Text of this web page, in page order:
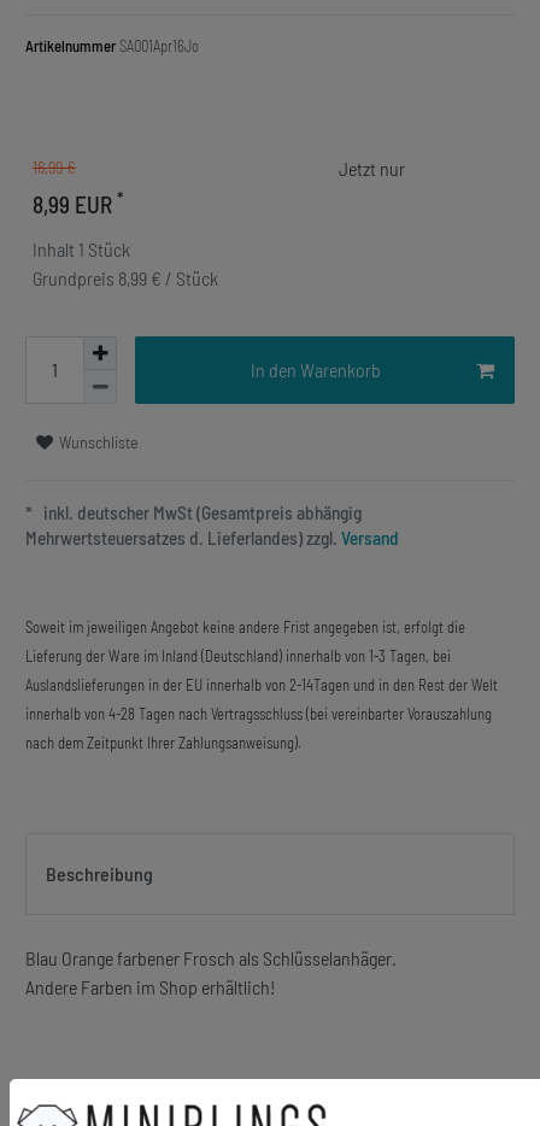
ArtikelnummerSA001Apr16Jo
16,99 €
8,99 EUR *
Inhalt 1 Stück
Grundpreis 8,99 € / Stück
In den Warenkorb
Wunschliste
* inkl. deutscher MwSt (Gesamtpreis abhängig
Mehrwertsteuersatzes d. Lieferlandes) zzgl. Versand
Soweit im jeweiligen Angebot keine andere Frist angegeben ist, erfolgt die
Lieferung der Ware im Inland (Deutschland) innerhalb von 1-3 Tagen, bei
Auslandslieferungen in der EU innerhalb von 2-14Tagen und in den Rest der Welt
innerhalb von 4-28 Tagen nach Vertragsschluss (bei vereinbarter Vorauszahlung
nach dem Zeitpunkt Ihrer Zahlungsanweisung).
Beschreibung
Blau Orange farbener Frosch als Schlüsselanhäger.
Andere Farben im Shop erhältlich!
Material Anhänger: Hartgummi